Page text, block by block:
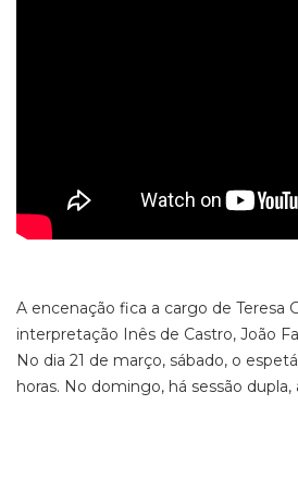
A encenação fica a cargo de Teresa
interpretação Inês de Castro, João
No dia 21 de março, sábado, o
horas. No domingo, há sessão dupla,